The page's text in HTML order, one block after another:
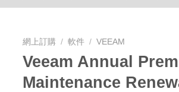
網上訂購 / 軟件 / VEEAM
Veeam Annual
Maintenance